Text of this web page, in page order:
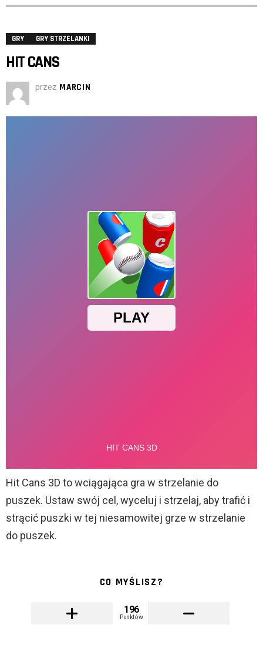
GRY GRY STRZELANKI
HIT CANS
przez MARCIN
Hit Cans 3D to wciągająca gra w strzelanie do
puszek. Ustaw swój cel, wyceluj i strzelaj, aby trafić i
strącić puszki w tej niesamowitej grze w strzelanie
do puszek.
CO MYŚLISZ?
196
Punktów